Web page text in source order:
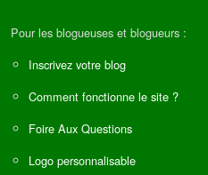
Pour les blogueuses et blogueurs :
Inscrivez votre blog
Comment fonctionne le site ?
Foire Aux Questions
Logo personnalisable